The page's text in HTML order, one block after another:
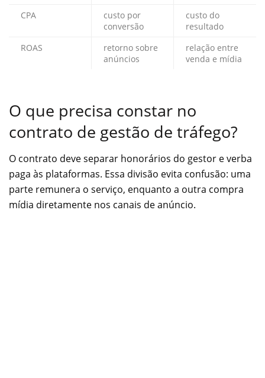
CPA
custo por
conversão
custo do
resultado
ROAS
retorno sobre
anúncios
relação entre
venda e mídia
O que precisa constar no
contrato de gestão de tráfego?
O contrato deve separar honorários do gestor e verba
paga às plataformas. Essa divisão evita confusão: uma
parte remunera o serviço, enquanto a outra compra
mídia diretamente nos canais de anúncio.